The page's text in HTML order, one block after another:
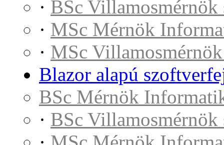
· BSc Villamosmérnök
· MSc Mérnök
· MSc
Blazor alapú
BSc Mérnök
· BSc Villamosmérnök